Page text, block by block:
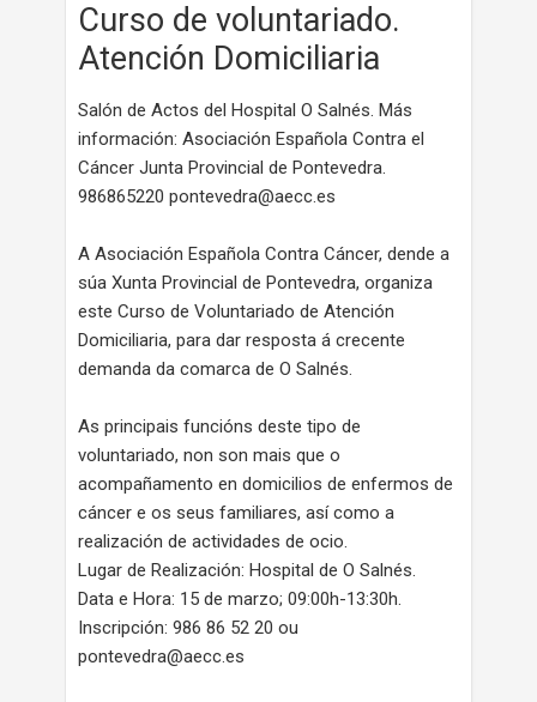
Curso de voluntariado.
Atención Domiciliaria
Salón de Actos del Hospital O Salnés. Más
información: Asociación Española Contra el
Cáncer Junta Provincial de Pontevedra.
986865220 pontevedra@aecc.es
A Asociación Española Contra Cáncer, dende a
súa Xunta Provincial de Pontevedra, organiza
este Curso de Voluntariado de Atención
Domiciliaria, para dar resposta á crecente
demanda da comarca de O Salnés.
As principais funcións deste tipo de
voluntariado, non son mais que o
acompañamento en domicilios de enfermos de
cáncer e os seus familiares, así como a
realización de actividades de ocio.
Lugar de Realización: Hospital de O Salnés.
Data e Hora: 15 de marzo; 09:00h-13:30h.
Inscripción: 986 86 52 20 ou
pontevedra@aecc.es